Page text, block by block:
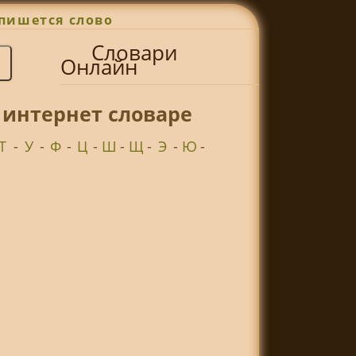
слово
Словари
Онлайн
словаре
- У - Ф - Ц - Ш - Щ- Э - Ю-